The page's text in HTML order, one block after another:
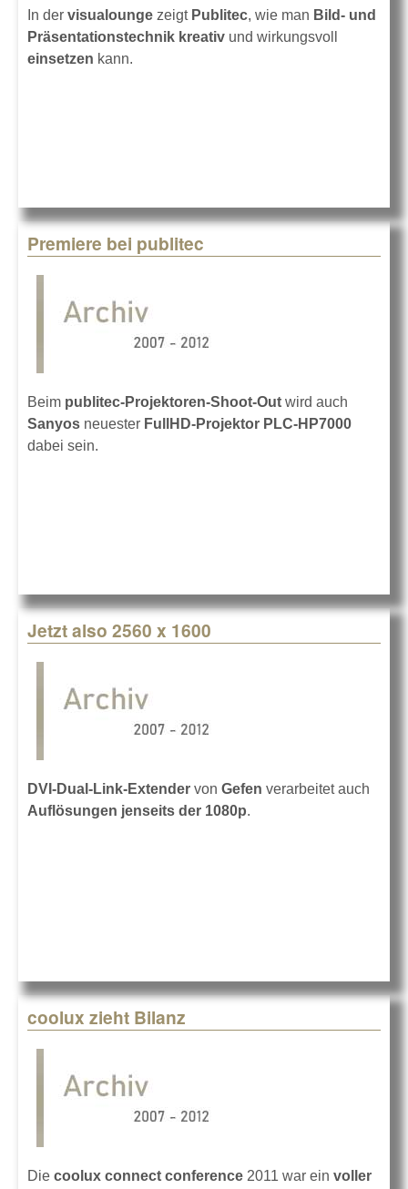
In der visualounge zeigt Publitec, wie man Bild- und
Präsentationstechnik kreativ und wirkungsvoll
einsetzen kann.
Premiere bei publitec
Beim publitec-Projektoren-Shoot-Out wird auch
Sanyos neuester FullHD-Projektor PLC-HP7000
dabei sein.
Jetzt also 2560 x 1600
DVI-Dual-Link-Extender von Gefen verarbeitet auch
Auflösungen jenseits der 1080p.
coolux zieht Bilanz
Die coolux connect conference 2011 war ein voller